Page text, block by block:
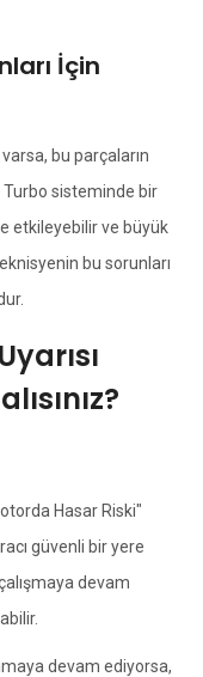
İçin
bu parçaların
Turbo sisteminde bir
etkileyebilir ve büyük
bu sorunları
Hasar Riski"
güvenli bir yere
devam
devam ediyorsa,